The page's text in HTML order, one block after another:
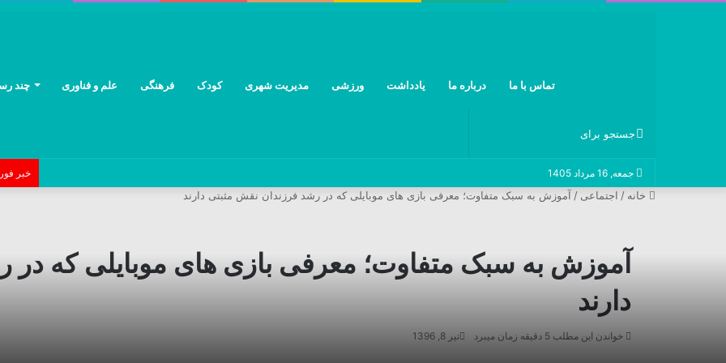
چند علم و فناوری فرهنگی کودک مدیریت شهری ورزشی یادداشت درباره ما تماس با ما
جستجو
برای
جمعه, 16 مرداد 1405 خبر
خانه / اجتماعی / آموزش به سبک متفاوت؛ معرفی بازی های موبایلی که در رشد فرزندان نقش مثبتی دارند
آموزش به سبک متفاوت؛ معرفی بازی های موبایلی که در
دارند
تیر 8, 1396 خواندن این مطلب 5 دقیقه زمان میبرد